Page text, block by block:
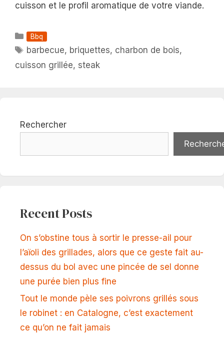
cuisson et le profil aromatique de votre viande.
Catégories
Bbq
Étiquettes
barbecue, briquettes, charbon de bois,
cuisson grillée, steak
Rechercher
Recent Posts
On s’obstine tous à sortir le presse-ail pour
l’aïoli des grillades, alors que ce geste fait au-
dessus du bol avec une pincée de sel donne
une purée bien plus fine
Tout le monde pèle ses poivrons grillés sous
le robinet : en Catalogne, c’est exactement
ce qu’on ne fait jamais